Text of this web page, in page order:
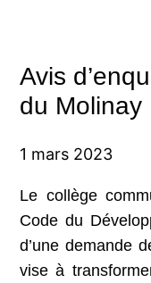
Avis
du Molinay
1 mars 2023
Le collège
Code du
d’une demande
vise à